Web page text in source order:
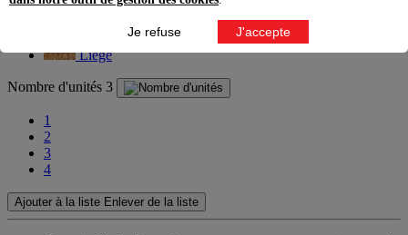
Liege
Nombre d'unités 3
1
2
3
4
Ajouter à la liste Enlever de la liste
Je refuse J'accepte